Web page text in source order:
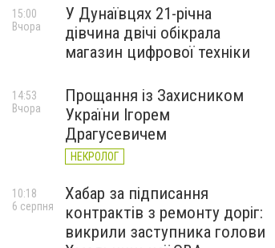
У Дунаївцях 21-річна
дівчина двічі обікрала
магазин цифрової техніки
15:00
Вчора
Прощання із Захисником
України Ігорем
Драгусевичем
НЕКРОЛОГ
14:53
Вчора
Хабар за підписання
контрактів з ремонту доріг:
викрили заступника голови
10:18
6 серпня